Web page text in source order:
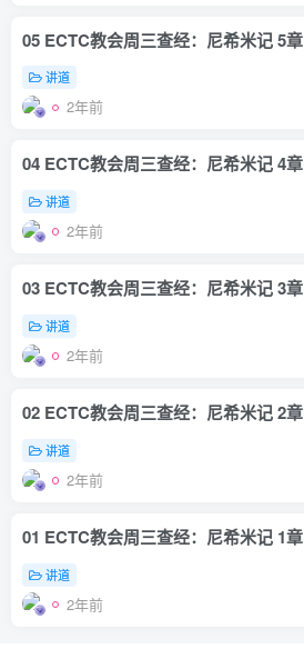
05 ECTC教会周三查经：尼希米记 5章
讲道
2年前
04 ECTC教会周三查经：尼希米记 4章
讲道
2年前
03 ECTC教会周三查经：尼希米记 3章
讲道
2年前
02 ECTC教会周三查经：尼希米记 2章
讲道
2年前
01 ECTC教会周三查经：尼希米记 1章
讲道
2年前